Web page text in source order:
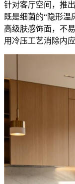
针对客厅空间，推
既是细菌的“隐形温
高级肤感饰面，不
用冷压工艺消除内